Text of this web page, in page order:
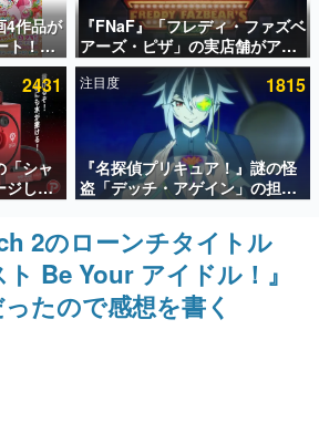
覧
記事
が数千以上！ ページビュー数万以上！ などな
人々に読まれた、電ファミ渾身の“殿堂入り”記
ました。
企画書
クリエイターの方々に製作時のエピソードをお
ットする企画（ゲーム）とは何か？を探ってい
4作品が
ト！な
画ほぼ
ちゃけ
『FNaF』「フレディ・ファズベ
アーズ・ピザ」の実店舗がアメ
リカの商業施設「American
Dream」に2027年オープン！
ScottGamesとの共同開発、食
事だけでなくステージショーや
没入型のホラー体験も楽しめる
2431
「シャ
ジした
開始。
ンブレ
注目度 1815
『名探偵プリキュア！』謎の怪
盗「デッチ・アゲイン」の担当
キャストは天﨑滉平さんと判
明。『Re:ゼロから始める異世
界生活』オットー役、『ヒプノ
シスマイク』山田三郎役など
2のローンチタイトル
ト Be Your アイドル！』
たので感想を書く